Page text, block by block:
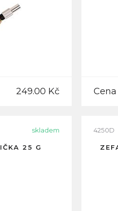
249.00 Kč Cena
skladem
25 G
4250D